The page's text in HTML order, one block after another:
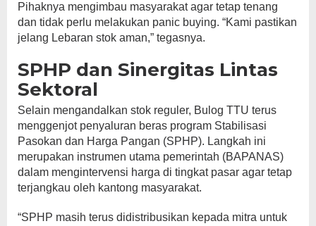
Pihaknya mengimbau masyarakat agar tetap tenang
dan tidak perlu melakukan panic buying. “Kami pastikan
jelang Lebaran stok aman,” tegasnya.
SPHP dan Sinergitas Lintas
Sektoral
Selain mengandalkan stok reguler, Bulog TTU terus
menggenjot penyaluran beras program Stabilisasi
Pasokan dan Harga Pangan (SPHP). Langkah ini
merupakan instrumen utama pemerintah (BAPANAS)
dalam mengintervensi harga di tingkat pasar agar tetap
terjangkau oleh kantong masyarakat.
“SPHP masih terus didistribusikan kepada mitra untuk